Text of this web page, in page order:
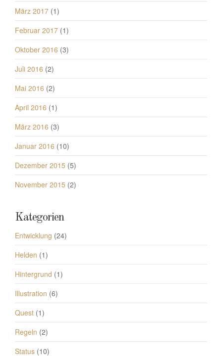
März 2017 (1)
Februar 2017 (1)
Oktober 2016 (3)
Juli 2016 (2)
Mai 2016 (2)
April 2016 (1)
März 2016 (3)
Januar 2016 (10)
Dezember 2015 (5)
November 2015 (2)
Kategorien
Entwicklung (24)
Helden (1)
Hintergrund (1)
Illustration (6)
Quest (1)
Regeln (2)
Status (10)